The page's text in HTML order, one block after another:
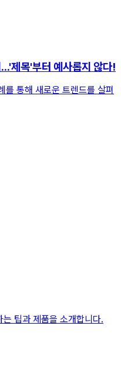
제목'부터 예사롭지 않다!
를 통해 새로운 트렌드를 살펴
팁과 제품을 소개합니다.